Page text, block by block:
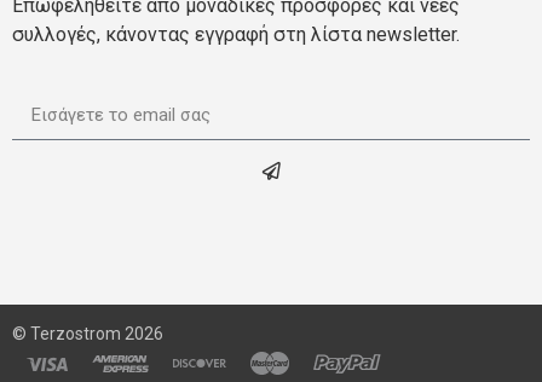
Επωφεληθείτε από μοναδικές προσφορές και νέες
συλλογές, κάνοντας εγγραφή στη λίστα newsletter.
© Terzostrom 2026